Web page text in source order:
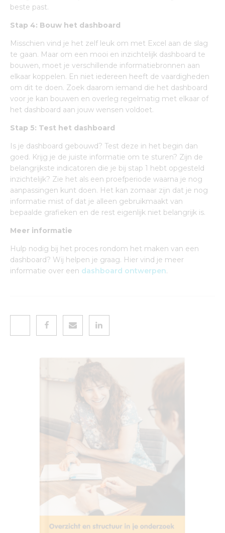
beste past.
Stap 4: Bouw het dashboard
Misschien vind je het zelf leuk om met Excel aan de slag
te gaan. Maar om een mooi en inzichtelijk dashboard te
bouwen, moet je verschillende informatiebronnen aan
elkaar koppelen. En niet iedereen heeft de vaardigheden
om dit te doen. Zoek daarom iemand die het dashboard
voor je kan bouwen en overleg regelmatig met elkaar of
het dashboard aan jouw wensen voldoet.
Stap 5: Test het dashboard
Is je dashboard gebouwd? Test deze in het begin dan
goed. Krijg je de juiste informatie om te sturen? Zijn de
belangrijkste indicatoren die je bij stap 1 hebt opgesteld
inzichtelijk? Zie het als een proefperiode waarna je nog
aanpassingen kunt doen. Het kan zomaar zijn dat je nog
informatie mist of dat je alleen gebruikmaakt van
bepaalde grafieken en de rest eigenlijk niet belangrijk is.
Meer informatie
Hulp nodig bij het proces rondom het maken van een
dashboard? Wij helpen je graag. Hier vind je meer
informatie over een dashboard ontwerpen.